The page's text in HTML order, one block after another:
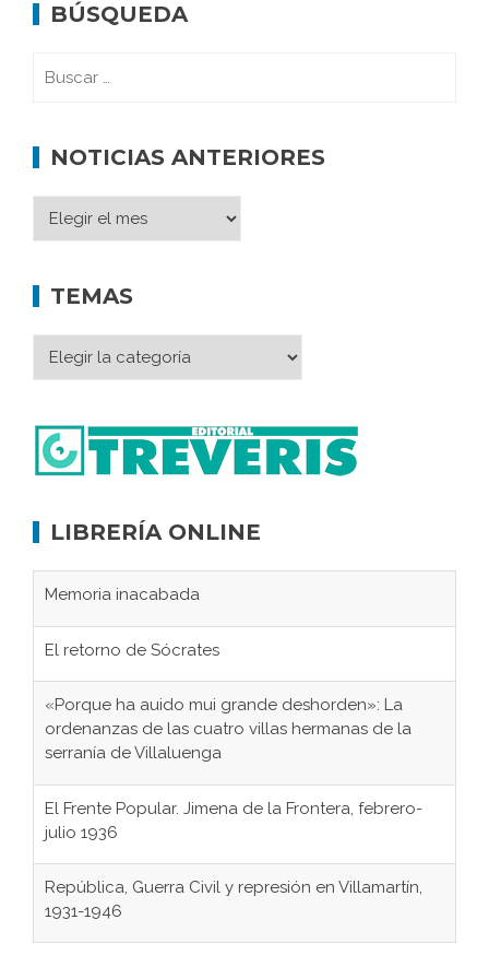
BÚSQUEDA
NOTICIAS ANTERIORES
TEMAS
LIBRERÍA ONLINE
Memoria inacabada
El retorno de Sócrates
«Porque ha auido mui grande deshorden»: La
ordenanzas de las cuatro villas hermanas de la
serranía de Villaluenga
El Frente Popular. Jimena de la Frontera, febrero-
julio 1936
República, Guerra Civil y represión en Villamartín,
1931-1946